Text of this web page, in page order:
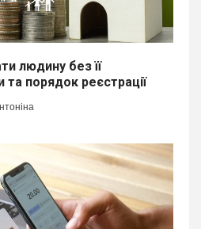
людину без її
та порядок реєстрації